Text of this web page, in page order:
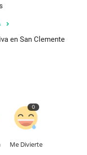
en San Clemente
0
Me Divierte